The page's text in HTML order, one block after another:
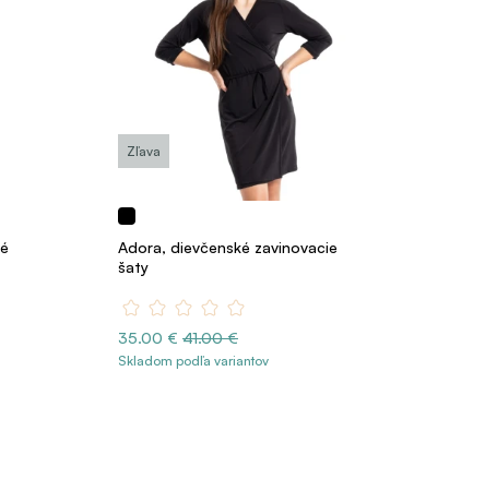
Zľava
Adora, dievčenské zavinovacie
šaty
35.00 € 41.00 €
Skladom podľa variantov